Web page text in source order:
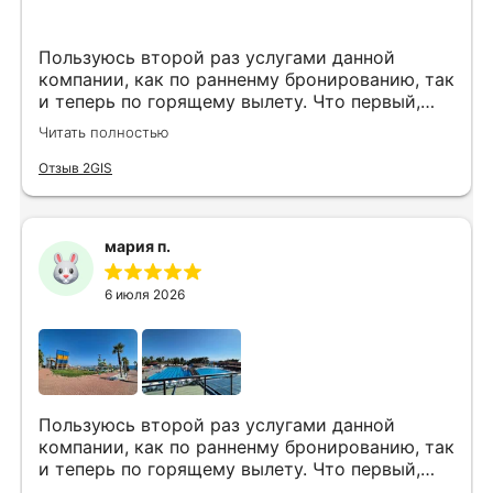
Пользуюсь второй раз услугами данной
компании, как по ранненму бронированию, так
и теперь по горящему вылету. Что первый,
что второй раз путёвки подобраны под наши
индивидуальные запросы идеально. Работаем
с менеджером Анной Макеевой, всегда на
Читать полностью
Отзыв 2GIS
мария п.
6 июля 2026
Пользуюсь второй раз услугами данной
компании, как по ранненму бронированию, так
и теперь по горящему вылету. Что первый,